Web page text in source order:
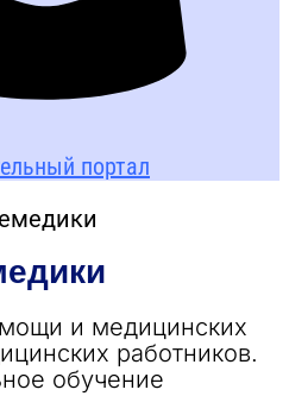
портал
и медицинских
работников.
обучение